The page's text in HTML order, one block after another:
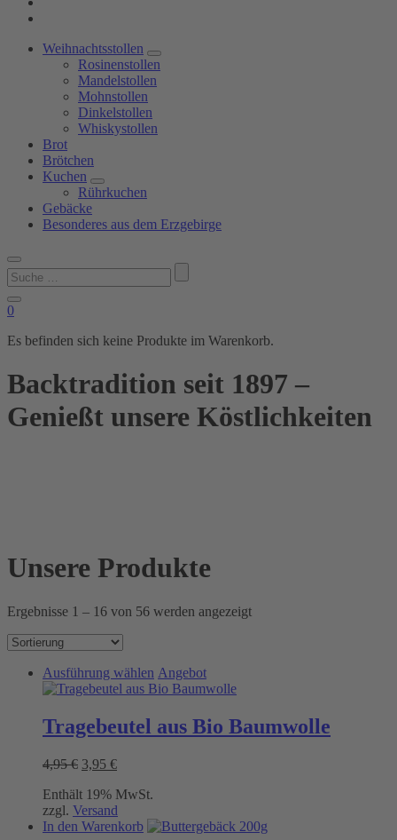
Weihnachtsstollen
Rosinenstollen
Mandelstollen
Mohnstollen
Dinkelstollen
Whiskystollen
Brot
Brötchen
Kuchen
Rührkuchen
Gebäcke
Besonderes aus dem Erzgebirge
Suchen
nach:
0
Es befinden sich keine Produkte im Warenkorb.
Backtradition seit 1897 –
Genießt unsere Köstlichkeiten
Unsere Produkte
Ergebnisse 1 – 16 von 56 werden angezeigt
Ausführung wählen Dieses
Produkt
mehrere
Varianten
der
Angebot
Tragebeutel aus Bio Baumwolle
4,95€ Ursprünglicher
war:
4,95 €
3,95 €Aktueller
ist:
3,95 €.
Enthält 19% MwSt.
zzgl. Versand
In den Warenkorb